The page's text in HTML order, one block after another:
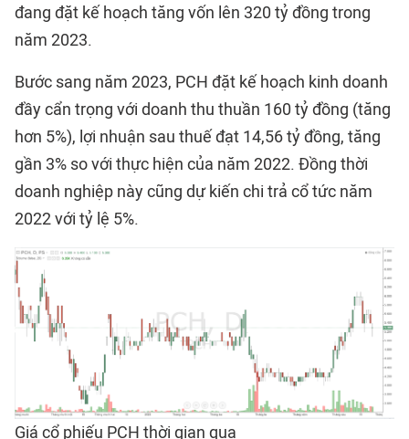
đang đặt kế hoạch tăng vốn lên 320 tỷ đồng trong
năm 2023.
Bước sang năm 2023, PCH đặt kế hoạch kinh doanh
đầy cẩn trọng với doanh thu thuần 160 tỷ đồng (tăng
hơn 5%), lợi nhuận sau thuế đạt 14,56 tỷ đồng, tăng
gần 3% so với thực hiện của năm 2022. Đồng thời
doanh nghiệp này cũng dự kiến chi trả cổ tức năm
2022 với tỷ lệ 5%.
Giá cổ phiếu PCH thời gian qua